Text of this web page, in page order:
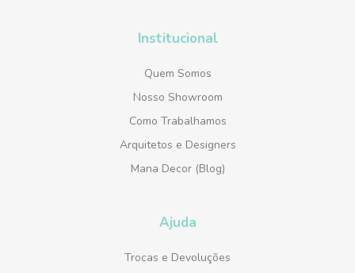
Institucional
Quem Somos
Nosso Showroom
Como Trabalhamos
Arquitetos e Designers
Mana Decor (Blog)
Ajuda
Trocas e Devoluções